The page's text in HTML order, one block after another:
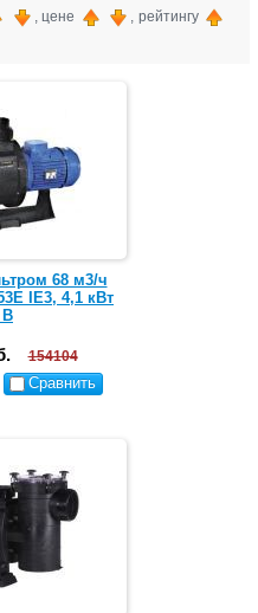
, цене , рейтингу
68 м3/ч
IE3, 4,1 кВт
В
154104
Сравнить